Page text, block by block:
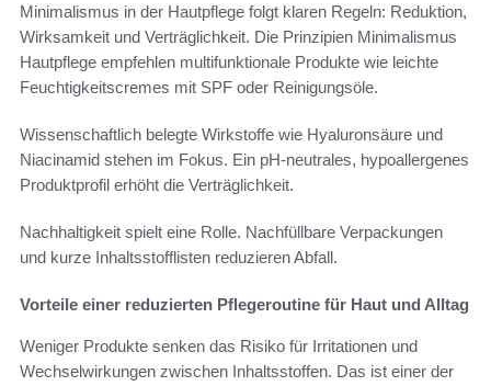
Minimalismus in der Hautpflege folgt klaren Regeln: Reduktion,
Wirksamkeit und Verträglichkeit. Die Prinzipien Minimalismus
Hautpflege empfehlen multifunktionale Produkte wie leichte
Feuchtigkeitscremes mit SPF oder Reinigungsöle.
Wissenschaftlich belegte Wirkstoffe wie Hyaluronsäure und
Niacinamid stehen im Fokus. Ein pH-neutrales, hypoallergenes
Produktprofil erhöht die Verträglichkeit.
Nachhaltigkeit spielt eine Rolle. Nachfüllbare Verpackungen
und kurze Inhaltsstofflisten reduzieren Abfall.
Vorteile einer reduzierten Pflegeroutine für Haut und Alltag
Weniger Produkte senken das Risiko für Irritationen und
Wechselwirkungen zwischen Inhaltsstoffen. Das ist einer der